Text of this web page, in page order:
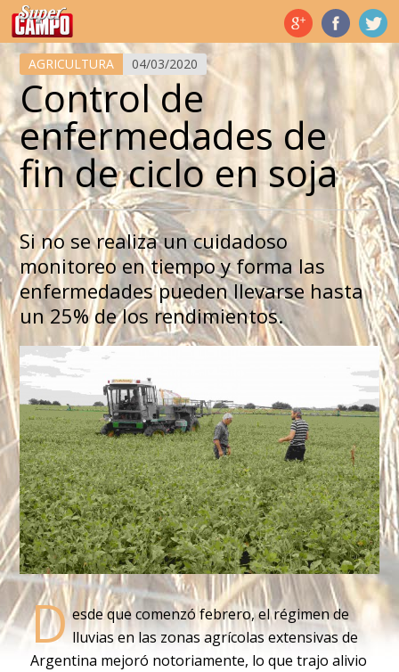
Temas de hoy
AGRICULTURA 04/03/2020
Control de
enfermedades de
fin de ciclo en soja
Si no se realiza un cuidadoso
monitoreo en tiempo y forma las
enfermedades pueden llevarse hasta
un 25% de los rendimientos.
D esde que comenzó febrero, el régimen de
lluvias en las zonas agrícolas extensivas de
Argentina mejoró notoriamente, lo que trajo alivio